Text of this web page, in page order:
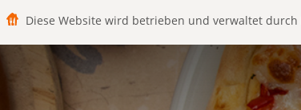
Diese Website wird betrieben und verwaltet durch